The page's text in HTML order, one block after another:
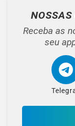
Receba as
seu